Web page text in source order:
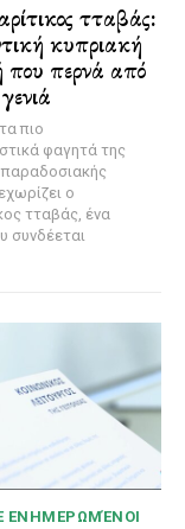
τταβάς:
κυπριακή
που περνά από
πιο
φαγητά της
ο
τταβάς, ένα
συνδέεται
ΕΝΗΜΕΡΩΜΈΝΟΙ